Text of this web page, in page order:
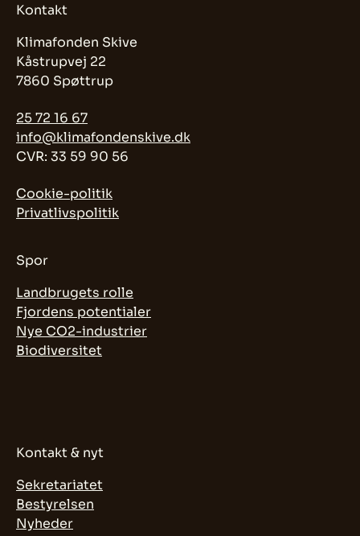
Kontakt
Klimafonden Skive
Kåstrupvej 22
7860 Spøttrup
25 72 16 67
info@klimafondenskive.dk
CVR: 33 59 90 56
Cookie-politik
Privatlivspolitik
Spor
Landbrugets rolle
Fjordens potentialer
Nye CO2-industrier
Biodiversitet
Kontakt & nyt
Sekretariatet
Bestyrelsen
Nyheder